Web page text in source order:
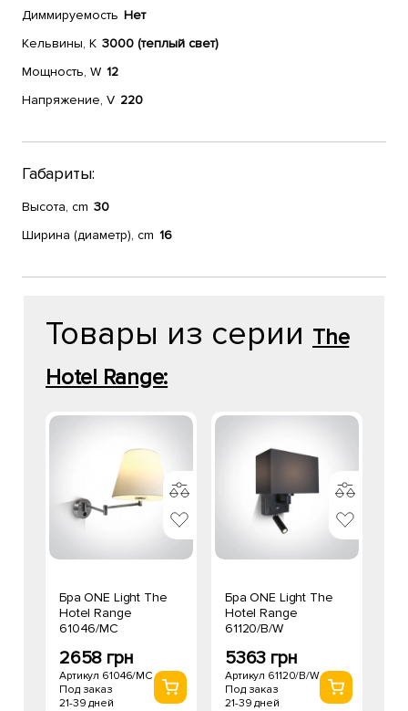
Диммируемость Нет
Кельвины, К 3000 (теплый свет)
Мощность, W 12
Напряжение, V 220
Габариты:
Высота, cm 30
Ширина (диаметр), cm 16
Товары из серии The
Hotel Range:
Бра ONE Light The
Hotel Range
61046/MC
2658 грн
Артикул 61046/MC
Под заказ
21-39 дней
Бра ONE Light The
Hotel Range
61120/B/W
5363 грн
Артикул 61120/B/W
Под заказ
21-39 дней